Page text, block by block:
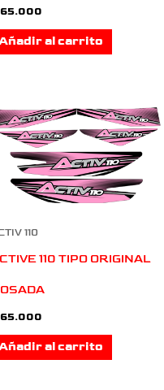
65.000
al carrito
110
110 TIPO ORIGINAL
65.000
al carrito